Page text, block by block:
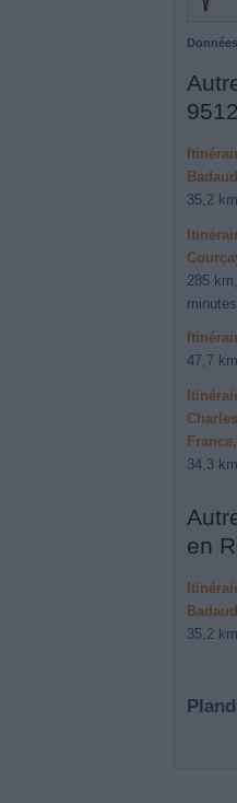
35,2
285
minutes
47,7
34,3
en
35,2